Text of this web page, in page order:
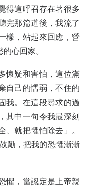
得這呼召存在著很多
完那篇道後，我流了
樣，站起來回應，營
心回家。
懷疑和害怕，這位滿
自己的懦弱，不住的
我。在這段尋求的過
其中一句令我最深刻
、就把懼怕除去」。
勵，把我的恐懼漸漸
懼，當認定是上帝親